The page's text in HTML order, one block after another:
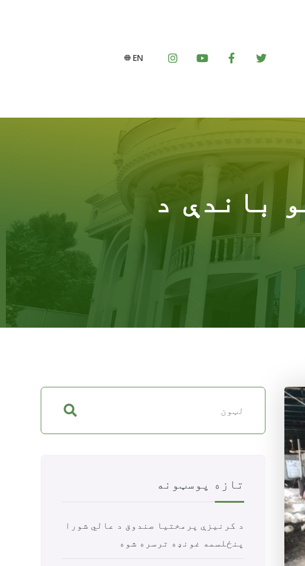
EN
باندې د
تازه پوسټونه
د کرنیزې پرمختیا صندوق د عالي شورا
پنځلسمه غونډه ترسره شوه